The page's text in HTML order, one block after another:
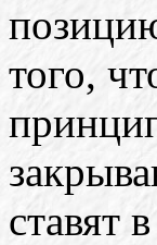
того,
ставят